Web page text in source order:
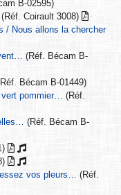
B-02595)
(Réf. Coirault 3008)
/ Nous allons la chercher
(Réf. Bécam B-
Bécam B-01449)
vert pommier… (Réf.
(Réf. Bécam B-
vos pleurs… (Réf.